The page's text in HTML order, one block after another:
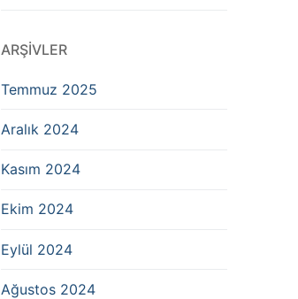
ARŞIVLER
Temmuz 2025
Aralık 2024
Kasım 2024
Ekim 2024
Eylül 2024
Ağustos 2024